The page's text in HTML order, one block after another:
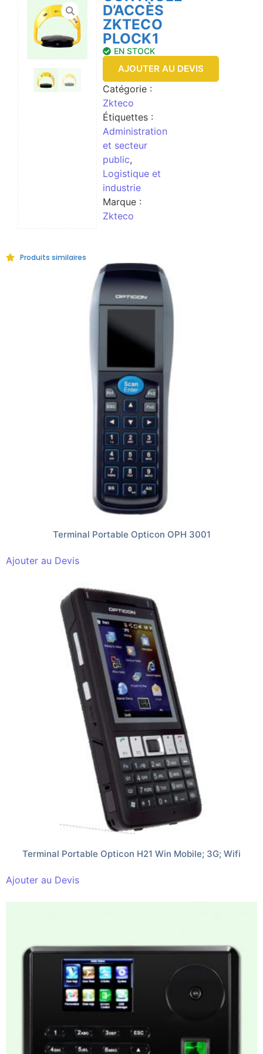
D’ACCÈS
ZKTECO
PLOCK1
EN STOCK
AJOUTER AU DEVIS
Catégorie :
Zkteco
Étiquettes :
Administration
et secteur
public,
Logistique et
industrie
Marque :
Zkteco
Produits similaires
Terminal Portable Opticon OPH 3001
Ajouter au Devis
Terminal Portable Opticon H21 Win Mobile; 3G; Wifi
Ajouter au Devis